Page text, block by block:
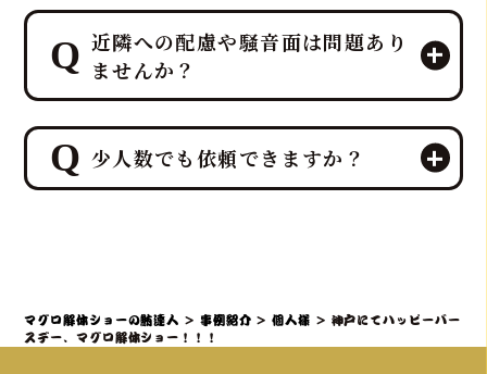
ご安心ください。鮪達人は、ホテルレ
ベルのおもてなしに基づき、雨天・悪
天候時も柔軟に対応できる体制を確立
しており、代替会場の確保と、プロの
ノウハウで生マグロの鮮度維持と衛生
管理を徹底し、最高のエンタメと贅沢
をお届けします。
近隣への配慮や騒音面は問題あり
ませんか？
ご安心ください。私たち鮪達人は、イ
ベントのエンターテイメント性を保ち
つつ、ホテルレベルのおもてなしとし
ぶ近隣への配慮（搬入・設営・衛生管
少人数でも依頼できますか？
別なイベントにも幅広く対応してお
マグロ解体ショーの鮪達人 > 事例紹介 >個人様 > 神戸にてハッピーバー
スデー、マグロ解体ショー！！！